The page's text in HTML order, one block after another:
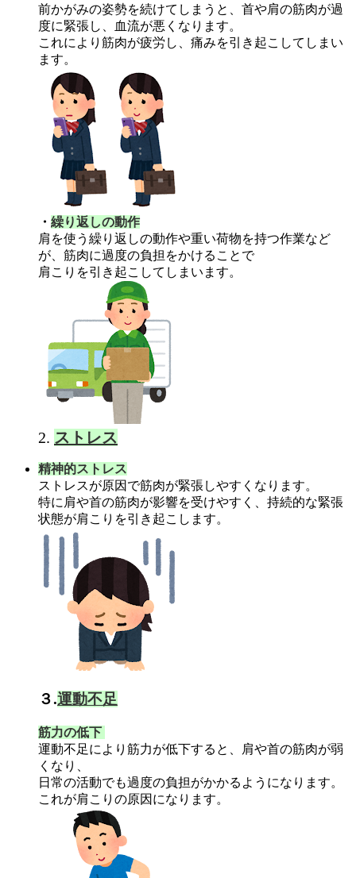
前かがみの姿勢を続けてしまうと、首や肩の筋肉が過
度に緊張し、血流が悪くなります。
これにより筋肉が疲労し、痛みを引き起こしてしまい
ます。
・ 繰り返しの動作
肩を使う繰り返しの動作や重い荷物を持つ作業など
が、筋肉に過度の負担をかけることで
肩こりを引き起こしてしまいます。
2. ストレス
精神的ストレス
ストレスが原因で筋肉が緊張しやすくなります。
特に肩や首の筋肉が影響を受けやすく、持続的な緊張
状態が肩こりを引き起こします。
３.運動不足
筋力の低下
運動不足により筋力が低下すると、肩や首の筋肉が弱
くなり、
日常の活動でも過度の負担がかかるようになります。
これが肩こりの原因になります。